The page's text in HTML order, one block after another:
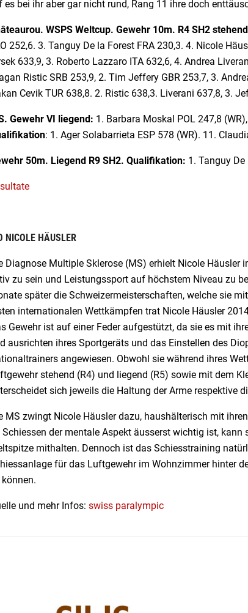
es bei ihr aber gar nicht rund, Rang 11 ihre doch
WSPS Weltcup. Gewehr 10m. R4 SH2
252,6. 3. Tanguy De la Forest FRA 230,3. 4. Nicole
633,9, 3. Roberto Lazzaro ITA 632,6, 4. Andrea
Ristic SRB 253,9, 2. Tim Jeffery GBR 253,7, 3.
Cevik TUR 638,8. 2. Ristic 638,3. Liverani 637,8, 3.
Gewehr VI liegend: 1. Barbara Moskal POL 247,8
: 1. Ager Solabarrieta ESP 578 (WR). 11.
50m. Liegend R9 SH2. Qualifikation: 1. Tanguy
NICOLE HÄUSLER
Diagnose Multiple Sklerose (MS) erhielt Nicole Häusler
zu sein und Leistungssport auf höchstem Niveau zu
später die Schweizermeisterschaften, welche sie
internationalen Wettkämpfen trat Nicole Häusler
Gewehr ist auf einer Feder aufgestützt, da sie es mit
ausrichten ihres Sportgeräts und das Einstellen des
angewiesen. Obwohl sie während ihres
stehend (R4) und liegend (R5) sowie mit dem
sich jeweils die Haltung der Arme respektive
MS zwingt Nicole Häusler dazu, haushälterisch mit
Schiessen der mentale Aspekt äusserst wichtig ist,
mithalten. Dennoch ist das Schiesstraining
für das Luftgewehr im Wohnzimmer hinter
und mehr Infos: swiss paralympic